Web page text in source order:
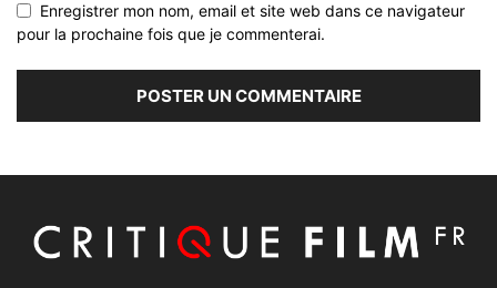
Enregistrer mon nom, email et site web dans ce navigateur
pour la prochaine fois que je commenterai.